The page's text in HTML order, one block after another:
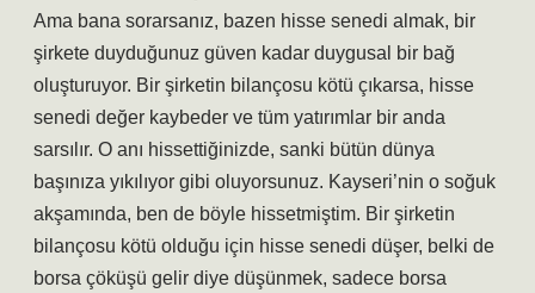
Ama bana sorarsanız, bazen hisse senedi almak, bir
şirkete duyduğunuz güven kadar duygusal bir bağ
oluşturuyor. Bir şirketin bilançosu kötü çıkarsa, hisse
senedi değer kaybeder ve tüm yatırımlar bir anda
sarsılır. O anı hissettiğinizde, sanki bütün dünya
başınıza yıkılıyor gibi oluyorsunuz. Kayseri’nin o soğuk
akşamında, ben de böyle hissetmiştim. Bir şirketin
bilançosu kötü olduğu için hisse senedi düşer, belki de
borsa çöküşü gelir diye düşünmek, sadece borsa